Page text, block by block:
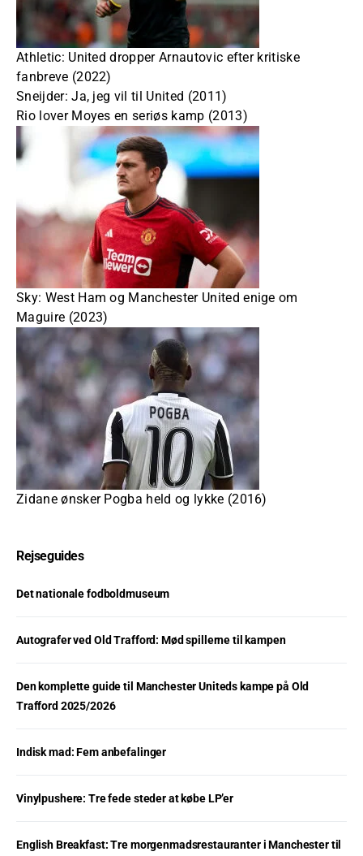
Athletic: United dropper Arnautovic efter kritiske
fanbreve (2022)
Sneijder: Ja, jeg vil til United (2011)
Rio lover Moyes en seriøs kamp (2013)
Sky: West Ham og Manchester United enige om
Maguire (2023)
Zidane ønsker Pogba held og lykke (2016)
Rejseguides
Det nationale fodboldmuseum
Autografer ved Old Trafford: Mød spillerne til kampen
Den komplette guide til Manchester Uniteds kampe på Old
Trafford 2025/2026
Indisk mad: Fem anbefalinger
Vinylpushere: Tre fede steder at købe LP’er
English Breakfast: Tre morgenmadsrestauranter i Manchester til